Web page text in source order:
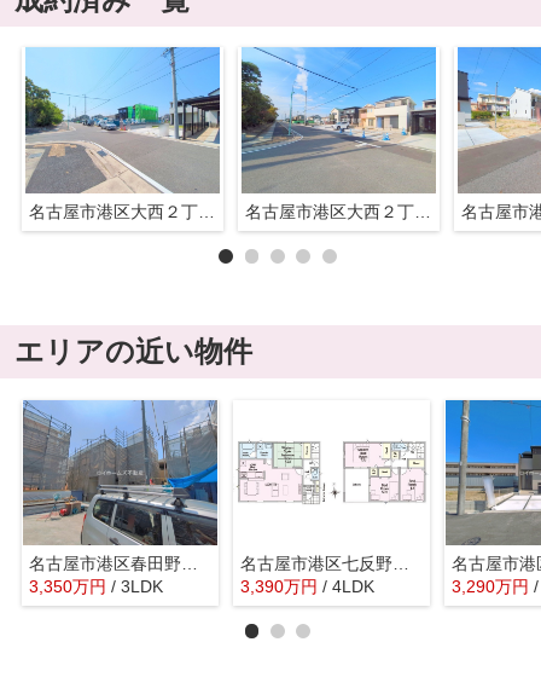
名古屋市港区大西２丁目27『仲介料無料』新築戸建て
エリアの近い物件
名古屋市港区春田野２丁目1404-1『仲介料無料』新築戸建て
3,350万円 / 3LDK
名古屋市港区七反野２丁目1803-2『仲介料無料』新築戸建て
3,390万円 / 4LDK 3,290万円